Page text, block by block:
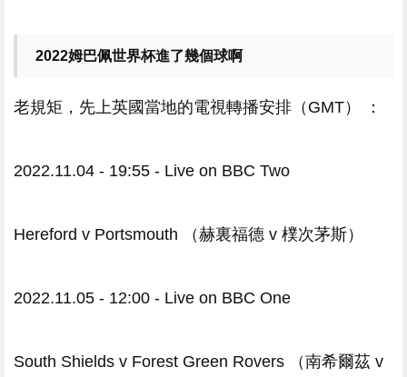
2022姆巴佩世界杯進了幾個球啊
老規矩，先上英國當地的電視轉播安排（GMT） ：
2022.11.04 - 19:55 - Live on BBC Two
Hereford v Portsmouth （赫裏福德 v 樸次茅斯）
2022.11.05 - 12:00 - Live on BBC One
South Shields v Forest Green Rovers （南希爾茲 v